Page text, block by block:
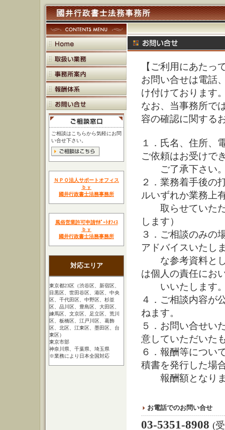
ご相談はこちらから気軽にお問
い合せ下さい。
ＮＰＯ法人サポートオフィス
ｂｙ
國井行政書士法務事務所
風俗営業許可申請ｻﾎﾟｰﾄｵﾌｨｽ
ｂｙ
國井行政書士法務事務所
対応エリア
東京都23区（渋谷区、新宿区、
目黒区、世田谷区、港区、中央
区、千代田区、中野区、杉並
区、品川区、豊島区、大田区、
練馬区、文京区、足立区、荒川
区、板橋区、江戸川区、葛飾
区、北区、江東区、墨田区、台
東区）
東京市部
神奈川県、千葉県、埼玉県
※業務により日本全国対応
【ご利用にあたっ
お問い合せは電話
け付けております
なお、当事務所で
容の確認に関する
１．氏名、住所、
ご依頼はお受けで
ご了承下さい
２．業務着手後の
ルいずれか業務上
取らせていただ
します）
３．ご相談のみの
アドバイスいたし
な参考資料とし
は個人の責任にお
いいたします
４．ご相談内容が
ねます。
５．お問い合せい
意していただいた
６．報酬等につい
積書を発行した場
報酬額となり
お電話でのお問い合せ
03-5351-8908 (